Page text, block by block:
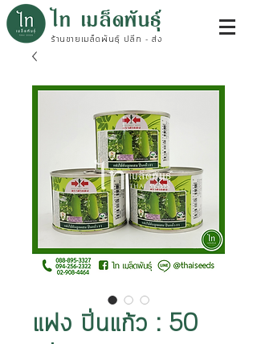
ไท เมล็ดพันธุ์
ร้านขายเมล็ดพันธุ์ ปลีก - ส่ง
แฟง ปิ่นแก้ว : 50